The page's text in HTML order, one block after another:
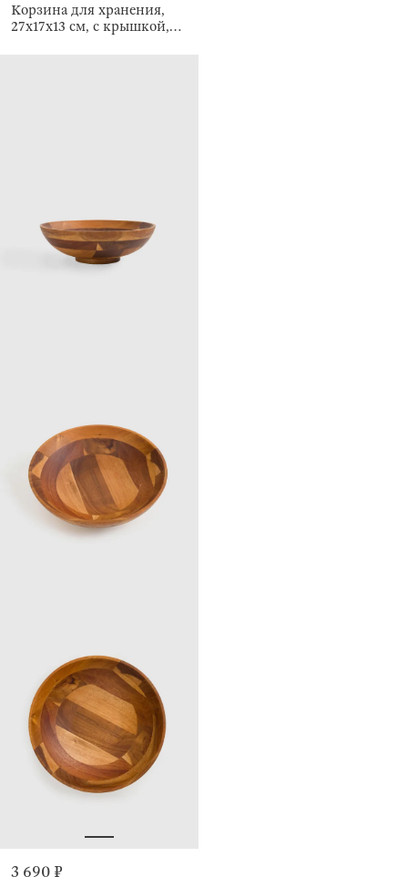
Корзина для хранения,
27x17x13 см, с крышкой,
3 690 ₽